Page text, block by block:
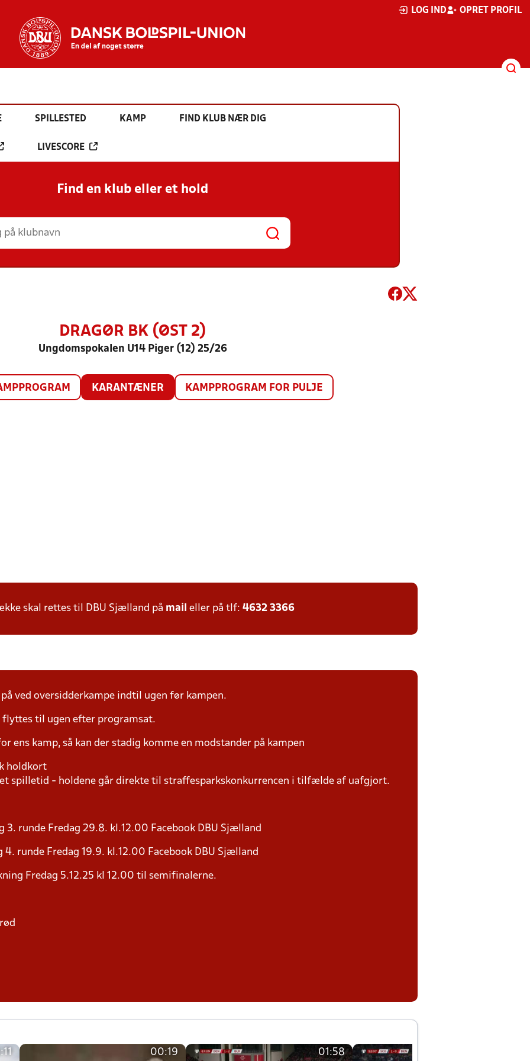
LOG IND OPRET PROFIL
SPILLESTED KAMP FIND KLUB NÆR DIG
LIVESCORE
Find en klub eller et hold
DRAGØR BK (ØST 2)
Ungdomspokalen U14 Piger (12) 25/26
KARANTÆNER KAMPPROGRAM FOR PULJE
skal rettes til DBU Sjælland på mail eller på tlf: 4632 3366
ved oversidderkampe indtil ugen før kampen.
flyttes til ugen efter programsat.
ens kamp, så kan der stadig komme en modstander på kampen
holdkort
spilletid - holdene går direkte til straffesparkskonkurrencen i tilfælde af uafgjort.
runde Fredag 29.8. kl.12.00 Facebook DBU Sjælland
runde Fredag 19.9. kl.12.00 Facebook DBU Sjælland
Fredag 5.12.25 kl 12.00 til semifinalerne.
00:19 01:58